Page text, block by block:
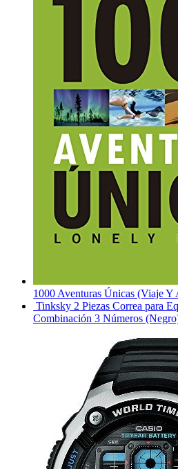
1000 Aventuras Únicas (Viaje Y
Tinksky 2 Piezas Correa para
Combinación 3 Números